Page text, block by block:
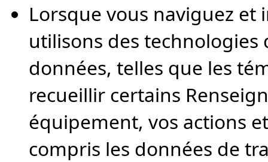
Lorsque vous naviguez et
utilisons des
données, telles que les
recueillir certains
équipement, vos actions
compris les données de